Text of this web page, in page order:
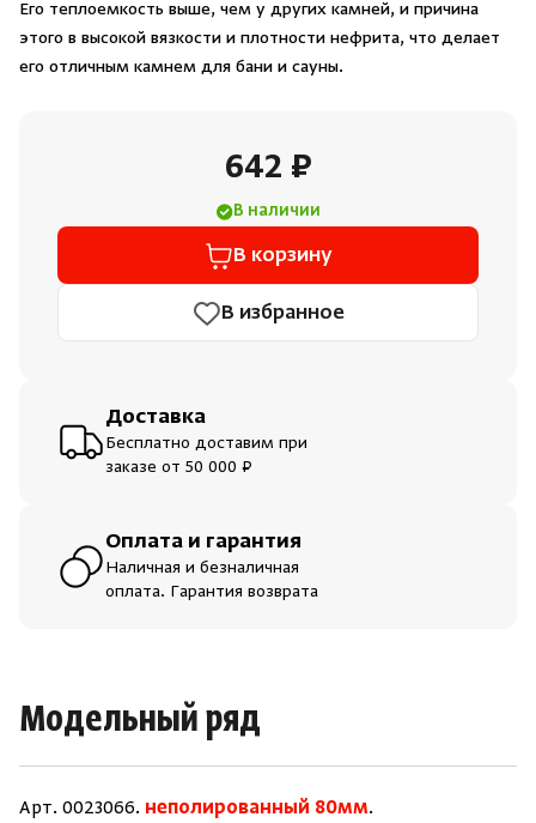
Душевые поддоны и системы слива
Лёдогенераторы
Его теплоемкость выше, чем у других камней, и причина
этого в высокой вязкости и плотности нефрита, что делает
его отличным камнем для бани и сауны.
642 ₽
В наличии
В корзину
В избранное
Доставка
Бесплатно доставим при
заказе от 50 000 ₽
Оплата и гарантия
Наличная и безналичная
оплата. Гарантия возврата
Модельный ряд
Арт. 0023066. неполированный 80мм.